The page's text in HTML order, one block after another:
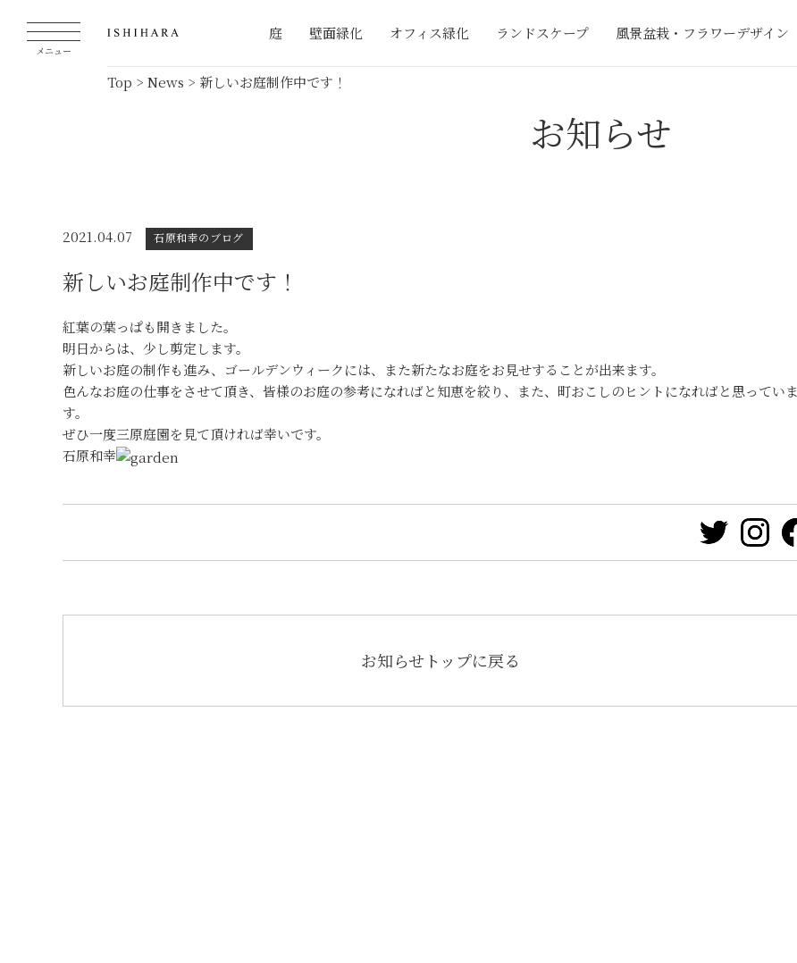
メニュー
庭 壁面緑化 オフィス緑化 ランドスケープ 風景盆栽・フラワーデザイン
Top > News > 新しいお庭制作中です！
お知らせ
2021.04.07 石原和幸のブログ
新しいお庭制作中です！
紅葉の葉っぱも開きました。
明日からは、少し剪定します。
新しいお庭の制作も進み、ゴールデンウィークには、また新たなお庭をお見せすることが出来ます。
色んなお庭の仕事をさせて頂き、皆様のお庭の参考になればと知恵を絞り、また、町おこしのヒントになればと思っていま
す。
ぜひ一度三原庭園を見て頂ければ幸いです。
石原和幸
お知らせトップに戻る